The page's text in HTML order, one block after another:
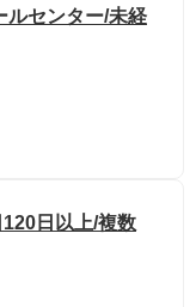
ルセンター/未経
日以上/複数